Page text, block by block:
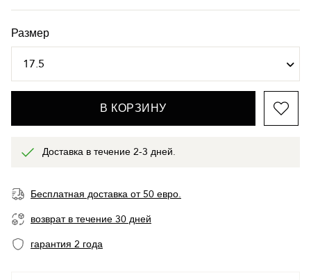
Размер
В КОРЗИНУ
Доставка в течение 2-3 дней.
Бесплатная доставка от 50 евро.
возврат в течение 30 дней
гарантия 2 года